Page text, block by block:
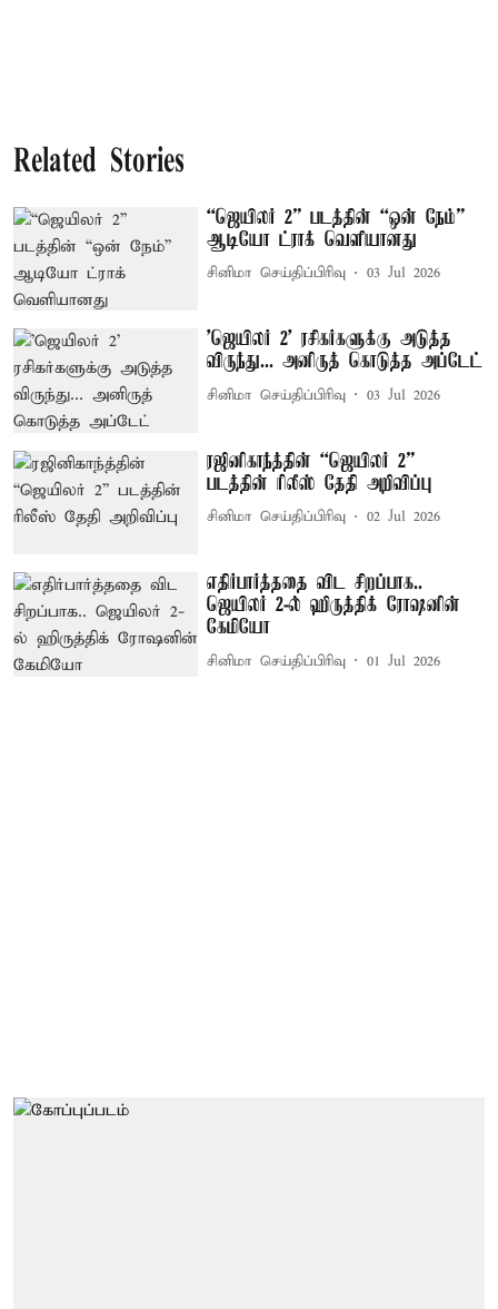
Related Stories
“ஜெயிலர் 2” படத்தின் “ஒன் நேம்”
ஆடியோ ட்ராக் வெளியானது
சினிமா செய்திப்பிரிவு 03 Jul 2026
'ஜெயிலர் 2' ரசிகர்களுக்கு அடுத்த
விருந்து... அனிருத் கொடுத்த அப்டேட்
சினிமா செய்திப்பிரிவு 03 Jul 2026
ரஜினிகாந்த்தின் “ஜெயிலர் 2”
படத்தின் ரிலீஸ் தேதி அறிவிப்பு
சினிமா செய்திப்பிரிவு 02 Jul 2026
எதிர்பார்த்ததை விட சிறப்பாக..
ஜெயிலர் 2-ல் ஹிருத்திக் ரோஷனின்
கேமியோ
சினிமா செய்திப்பிரிவு 01 Jul 2026